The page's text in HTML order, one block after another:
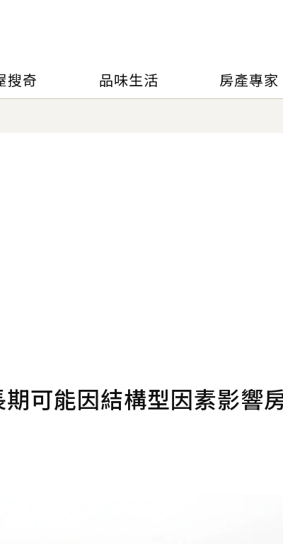
搜奇 品味生活 房產專家
可能因結構型因素影響